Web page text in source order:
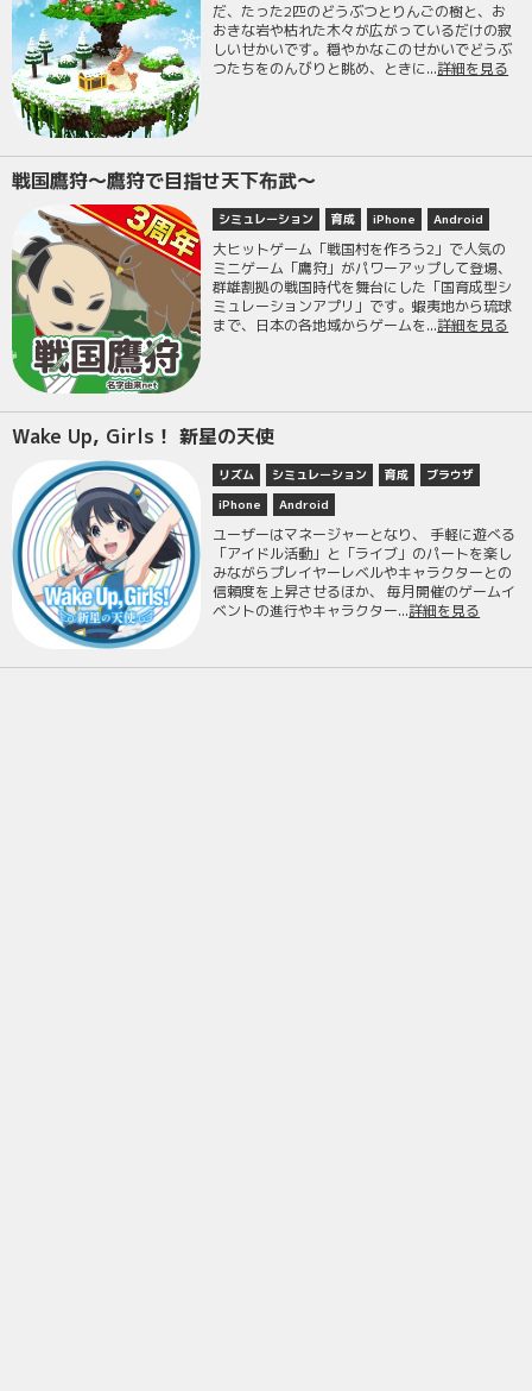
だ、たった2匹のどうぶつとりんごの樹と、お
おきな岩や枯れた木々が広がっているだけの寂
しいせかいです。穏やかなこのせかいでどうぶ
つたちをのんびりと眺め、ときに...詳細を見る
戦国鷹狩〜鷹狩で目指せ天下布武〜
シミュレーション 育成 iPhone Android
大ヒットゲーム「戦国村を作ろう2」で人気の
ミニゲーム「鷹狩」がパワーアップして登場、
群雄割拠の戦国時代を舞台にした「国育成型シ
ミュレーションアプリ」です。蝦夷地から琉球
まで、日本の各地域からゲームを...詳細を見る
Wake Up, Girls！ 新星の天使
リズム シミュレーション 育成
ブラウザ
iPhone
Android
ユーザーはマネージャーとなり、 手軽に遊べる
「アイドル活動」と「ライブ」のパートを楽し
みながらプレイヤーレベルやキャラクターとの
信頼度を上昇させるほか、 毎月開催のゲームイ
ベントの進行やキャラクター...詳細を見る